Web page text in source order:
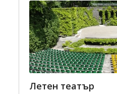
Летен театър